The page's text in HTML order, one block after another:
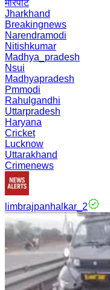
मारपीट
Jharkhand
Breakingnews
Narendramodi
Nitishkumar
Madhya_pradesh
Nsui
Madhyapradesh
Pmmodi
Rahulgandhi
Uttarpradesh
Haryana
Cricket
Lucknow
Uttarakhand
Crimenews
limbrajpanhalkar_2